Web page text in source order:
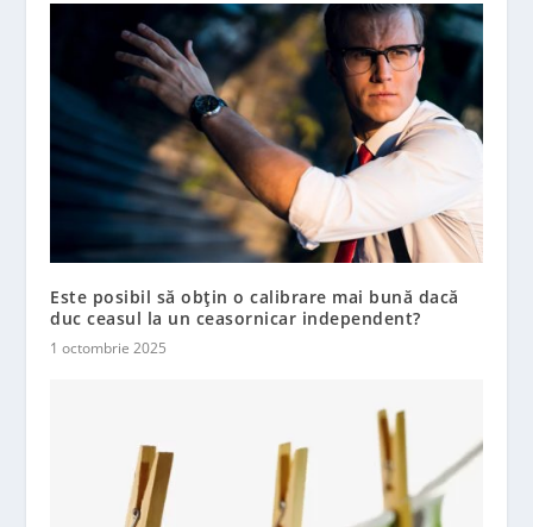
Este posibil să obțin o calibrare mai bună dacă
duc ceasul la un ceasornicar independent?
1 octombrie 2025